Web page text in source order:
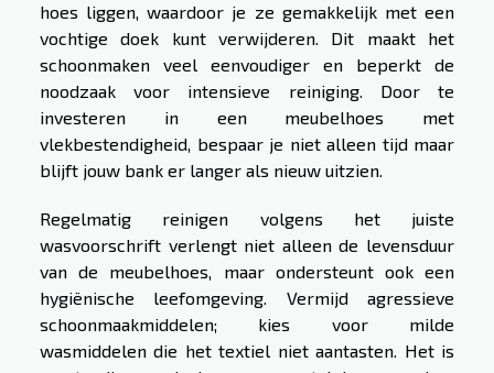
hoes liggen, waardoor je ze gemakkelijk met een
vochtige doek kunt verwijderen. Dit maakt het
schoonmaken veel eenvoudiger en beperkt de
noodzaak voor intensieve reiniging. Door te
investeren in een meubelhoes met
vlekbestendigheid, bespaar je niet alleen tijd maar
blijft jouw bank er langer als nieuw uitzien.
Regelmatig reinigen volgens het juiste
wasvoorschrift verlengt niet alleen de levensduur
van de meubelhoes, maar ondersteunt ook een
hygiënische leefomgeving. Vermijd agressieve
schoonmaakmiddelen; kies voor milde
wasmiddelen die het textiel niet aantasten. Het is